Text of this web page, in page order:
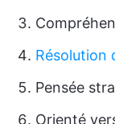
Résolution
Pensée
Orienté